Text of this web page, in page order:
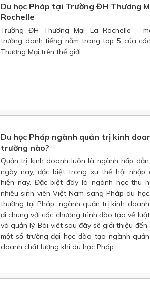
Du học Pháp tại Trường ĐH Thương
Rochelle
Trường ĐH Thương Mại La Rochelle -
trường danh tiếng nằm trong top 5 của
Thương Mại trên thế giới.
Du học Pháp ngành quản trị kinh
trường nào?
Quản trị kinh doanh luôn là ngành hấp
ngày nay, đặc biệt trong xu thế hội nhập
hiện nay. Đặc biệt đây là ngành học thu
nhiều sinh viên Việt Nam sang Pháp du
thường tại Pháp, ngành quản trị kinh
đi chung với các chương trình đào tạo về
và quản lý. Bài viết sau đây sẽ giới thiệu đến
một số trường đại học đào tạo ngành
doanh chất lượng khi du học Pháp.